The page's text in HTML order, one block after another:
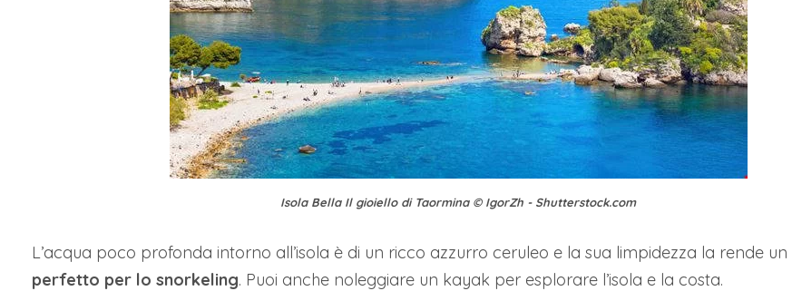
Isola Bella Il gioiello di Taormina © IgorZh - Shutterstock.com
L’acqua poco profonda intorno all’isola è di un ricco azzurro ceruleo e la sua limpidezza la rende un
perfetto per lo snorkeling. Puoi anche noleggiare un kayak per esplorare l’isola e la costa.